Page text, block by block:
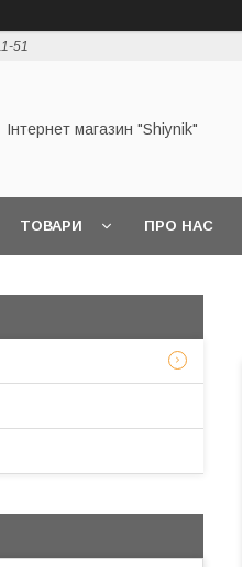
51
Інтернет магазин "Shiynik"
ТОВАРИ ПРО НАС